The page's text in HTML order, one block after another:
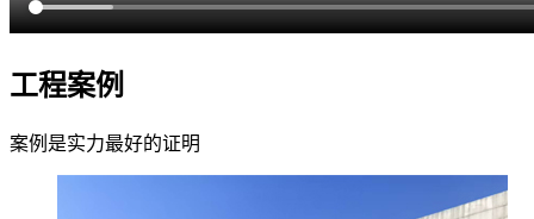
工程案例
案例是实力最好的证明